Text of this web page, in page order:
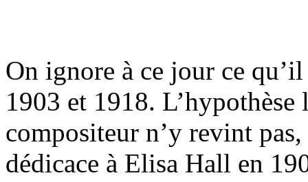
On ignore à ce jour ce
1903 et 1918.
compositeur n’y revint
dédicace à Elisa Hall en